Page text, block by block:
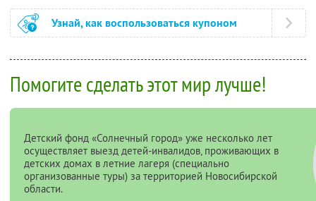
Узнай, как воспользоваться купоном
Помогите сделать этот мир лучше!
Детский фонд «Солнечный город» уже несколько лет
осуществляет выезд детей-инвалидов, проживающих в
детских домах в летние лагеря (специально
организованные туры) за территорией Новосибирской
области.